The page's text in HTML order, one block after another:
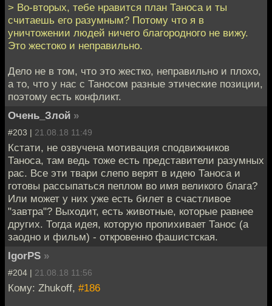
> Во-вторых, тебе нравится план Таноса и ты
считаешь его разумным? Потому что я в
уничтожении людей ничего благородного не вижу.
Это жестоко и неправильно.
Дело не в том, что это жестко, неправильно и плохо,
а то, что у нас с Таносом разные этические позиции,
поэтому есть конфликт.
Очень_Злой »
#203 | 21.08.18 11:49
Кстати, не озвучена мотивация сподвижников
Таноса, там ведь тоже есть представители разумных
рас. Все эти твари слепо верят в идею Таноса и
готовы рассыпаться пеплом во имя великого блага?
Или может у них уже есть билет в счастливое
"завтра"? Выходит, есть животные, которые равнее
других. Тогда идея, которую пропихивает Танос (а
заодно и фильм) - откровенно фашистская.
IgorPS »
#204 | 21.08.18 11:56
Кому: Zhukoff, #186